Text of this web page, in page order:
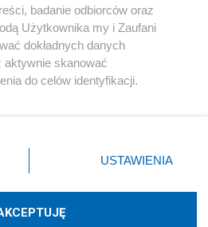
Instagram Youtube
badanie odbiorców oraz
Użytkownika my i Zaufani
dokładnych danych
aktywnie skanować
do celów identyfikacji.
przycisk ustawień prywatności
rogu strony
nie wymagają zgody
sprzeciwić się takiemu
USTAWIENIA